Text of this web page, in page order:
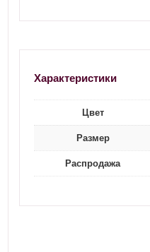
Характеристики
Цвет
Размер
Распродажа